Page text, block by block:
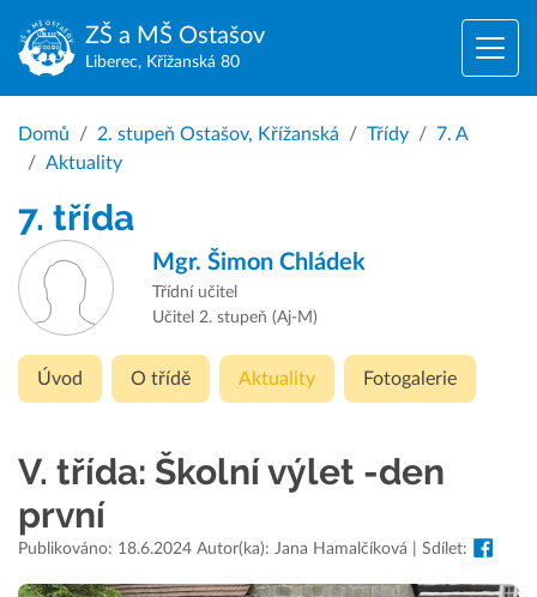
ZŠ a MŠ Ostašov
Liberec, Křižanská 80
Domů 2. stupeň Ostašov, Křížanská Třídy
7. A
Aktuality
7. třída
Mgr. Šimon Chládek
Třídní učitel
Učitel 2. stupeň (Aj-M)
Úvod O třídě Aktuality Fotogalerie
V. třída: Školní výlet -den
první
Publikováno: 18.6.2024 Autor(ka): Jana Hamalčíková | Sdílet: